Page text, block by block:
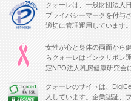
クォーレは、一般財団法人
プライバシーマークを付与
適切に管理運用しています。
女性が心と身体の両面から
らクォーレはピンクリボン
定NPO法人乳房健康研究会
クォーレのサイトは、
入しています。企業認証、